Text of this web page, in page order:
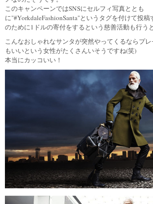
このキャンペーンではSNSにセルフィ写真ととも
に"#YorkdaleFashionSanta"というタグを付けて投
のために1ドルの寄付をするという慈善活動も行う
こんなおしゃれなサンタが突然やってくるならプ
もいいという女性がたくさんいそうですね(笑)
本当にカッコいい！